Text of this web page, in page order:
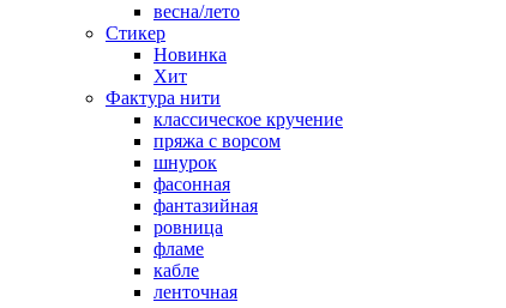
весна/лето
Стикер
Новинка
Хит
Фактура нити
классическое кручение
пряжа с ворсом
шнурок
фасонная
фантазийная
ровница
фламе
кабле
ленточная